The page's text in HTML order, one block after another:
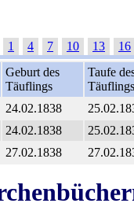
1 4 7 10 13
16
Geburt des
Täuflings
Taufe
Täuflings
24.02.1838
24.02.1838
27.02.1838